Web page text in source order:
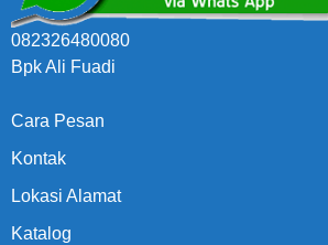
082326480080
Bpk Ali Fuadi
Cara Pesan
Kontak
Lokasi Alamat
Katalog